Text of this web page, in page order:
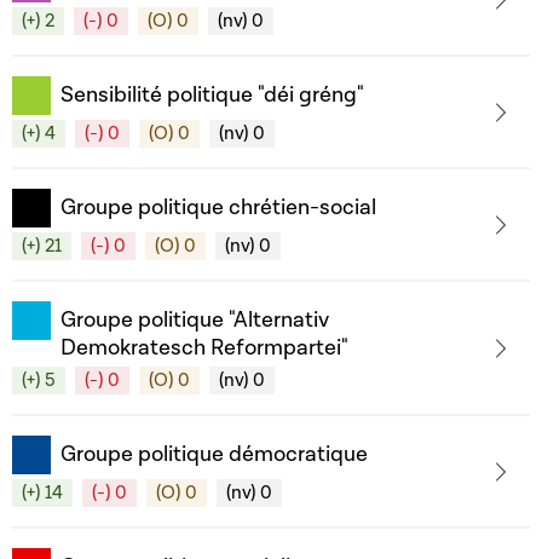
(+) 2 (-) 0 (O) 0 (nv) 0
Sensibilité politique "déi gréng"
(+) 4 (-) 0 (O) 0 (nv) 0
Groupe politique chrétien-social
(+) 21 (-) 0 (O) 0 (nv) 0
Groupe politique "Alternativ
Demokratesch Reformpartei"
(+) 5 (-) 0 (O) 0 (nv) 0
Groupe politique démocratique
(+) 14 (-) 0 (O) 0 (nv) 0